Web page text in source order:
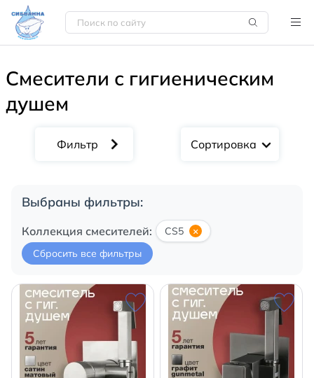
Смесители с гигиеническим
душем
Сортировка
Выбраны фильтры:
Коллекция смесителей: CS5
×
Сбросить все фильтры